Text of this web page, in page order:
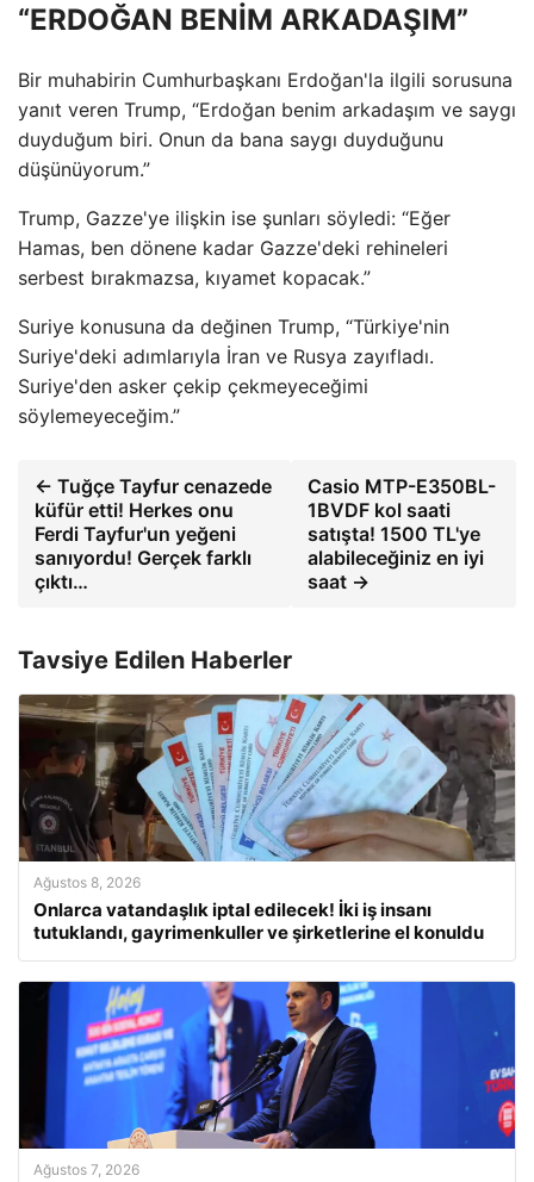
“ERDOĞAN BENİM ARKADAŞIM”
Bir muhabirin Cumhurbaşkanı Erdoğan'la ilgili sorusuna
yanıt veren Trump, “Erdoğan benim arkadaşım ve saygı
duyduğum biri. Onun da bana saygı duyduğunu
düşünüyorum.”
Trump, Gazze'ye ilişkin ise şunları söyledi: “Eğer
Hamas, ben dönene kadar Gazze'deki rehineleri
serbest bırakmazsa, kıyamet kopacak.”
Suriye konusuna da değinen Trump, “Türkiye'nin
Suriye'deki adımlarıyla İran ve Rusya zayıfladı.
Suriye'den asker çekip çekmeyeceğimi
söylemeyeceğim.”
← Tuğçe Tayfur cenazede
küfür etti! Herkes onu
Ferdi Tayfur'un yeğeni
sanıyordu! Gerçek farklı
çıktı…
Casio MTP-E350BL-
1BVDF kol saati
satışta! 1500 TL'ye
alabileceğiniz en iyi
saat →
Tavsiye Edilen Haberler
Ağustos 8, 2026
Onlarca vatandaşlık iptal edilecek! İki iş insanı
tutuklandı, gayrimenkuller ve şirketlerine el konuldu
Ağustos 7, 2026